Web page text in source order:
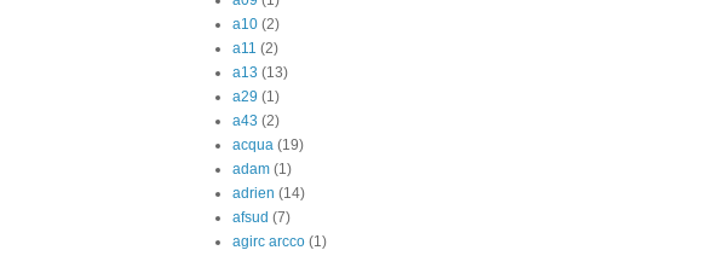
a10 (2)
a11 (2)
a13 (13)
a29 (1)
a43 (2)
acqua (19)
adam (1)
adrien (14)
afsud (7)
agirc arcco (1)